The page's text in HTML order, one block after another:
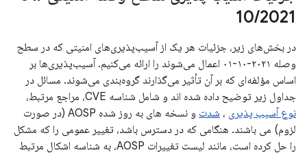
10/2021
در بخش‌های زیر، جزئیات هر یک از آسیب‌پذیری‌های امنیتی که در سطح
وصله ۲۰۲۱-۱۰-۰۱ اعمال می‌شوند را ارائه می‌کنیم. آسیب‌پذیری‌ها بر
اساس مؤلفه‌ای که بر آن تأثیر می‌گذارند گروه‌بندی می‌شوند. مسائل در
جداول زیر توضیح داده شده اند و شامل شناسه CVE، مراجع مرتبط،
نوع آسیب پذیری ، شدت
و نسخه های به روز شده AOSP (در صورت
لزوم) می باشند. هنگامی که در دسترس باشد، تغییر عمومی را که مشکل
را حل کرده است، مانند لیست تغییرات AOSP، به شناسه اشکال مرتبط